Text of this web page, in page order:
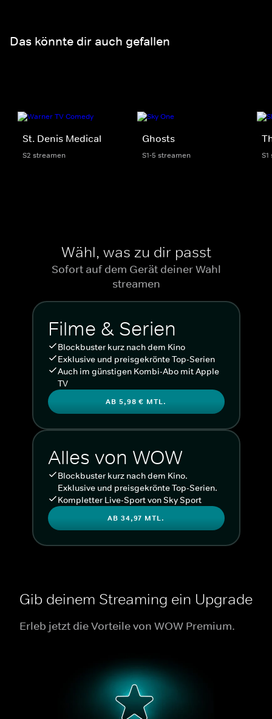
Das könnte dir auch gefallen
St. Denis Medical
S2 streamen
Ghosts
S1-5 streamen
Wähl, was zu dir passt
Sofort auf dem Gerät deiner Wahl
streamen
Filme & Serien
Blockbuster kurz nach dem Kino
Exklusive und preisgekrönte Top-Serien
Auch im günstigen Kombi-Abo mit Apple
TV
AB 5,98 € MTL.
Alles von WOW
Blockbuster kurz nach dem Kino.
Exklusive und preisgekrönte Top-Serien.
Kompletter Live-Sport von Sky Sport
AB 34,97 MTL.
Gib deinem Streaming ein Upgrade
Erleb jetzt die Vorteile von WOW Premium.